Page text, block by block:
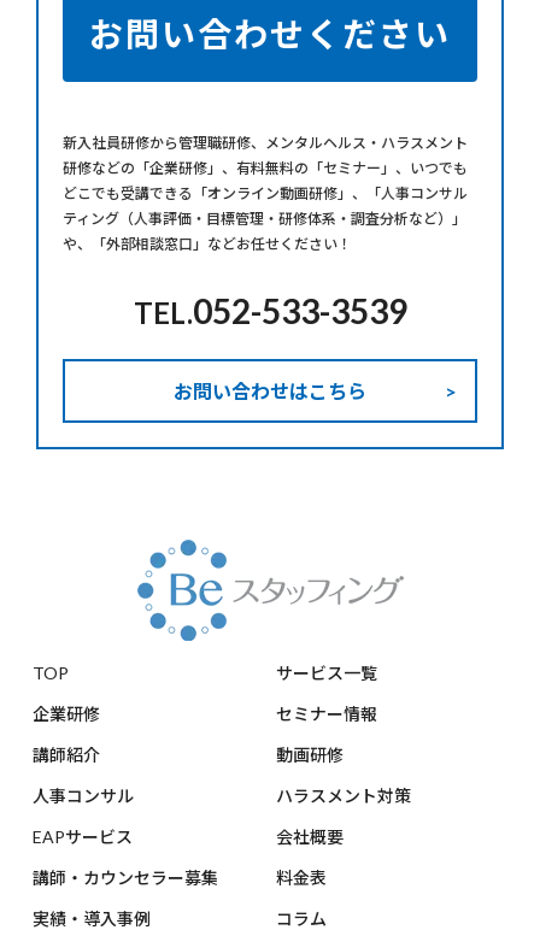
お問い合わせください
新⼊社員研修から管理職研修、メンタルヘルス・ハラスメント
研修などの「企業研修」、有料無料の「セミナー」、いつでも
どこでも受講できる「オンライン動画研修」、「人事コンサル
ティング（人事評価・目標管理・研修体系・調査分析など）」
や、「外部相談窓口」などお任せください！
TEL.052-533-3539
お問い合わせはこちら
TOP
サービス一覧
企業研修
セミナー情報
講師紹介
動画研修
人事コンサル
ハラスメント対策
EAPサービス
会社概要
講師・カウンセラー募集
料金表
実績・導入事例
コラム